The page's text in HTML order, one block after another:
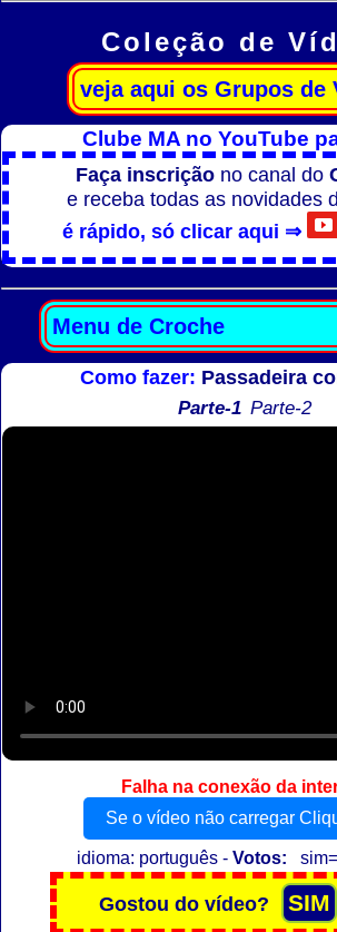
Coleção de
Clube MA no YouTube
Faça inscrição no canal do
e receba todas as novidades
é rápido, só clicar aqui ⇒
Como fazer: Passadeira
Parte-1 Parte-2
Falha na conexão da
Se o vídeo não carregar
idioma: português -Votos: